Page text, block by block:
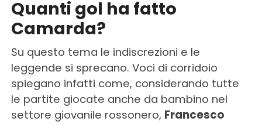
Quanti gol ha fatto
Camarda?
Su questo tema le indiscrezioni e le
leggende si sprecano. Voci di corridoio
spiegano infatti come, considerando tutte
le partite giocate anche da bambino nel
settore giovanile rossonero, Francesco